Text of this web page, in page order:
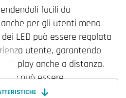
facili da
per gli utenti meno
LED può essere regolata
utente, garantendo
display anche a distanza.
può essere
o attenuato.